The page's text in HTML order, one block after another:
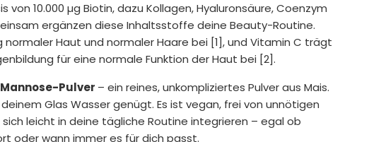
* Empfohlene Tagesdosis
** Prozentsatz der
(Nährstoffbezugswert)
***Nicht vorhanden
Inhalt
100 g
von 10.000 µg Biotin, dazu Kollagen, Hyaluronsäure, Coenzym
ergänzen diese Inhaltsstoffe deine Beauty-Routine.
normaler Haut und normaler Haare bei [1], und Vitamin C trägt
für eine normale Funktion der Haut bei [2].
Pulver – ein reines, unkompliziertes Pulver aus Mais.
Glas Wasser genügt. Es ist vegan, frei von unnötigen
leicht in deine tägliche Routine integrieren – egal ob
oder wann immer es für dich passt.